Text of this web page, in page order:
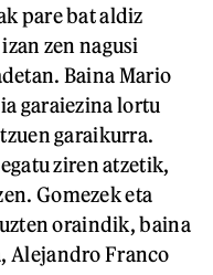
pare bat aldiz
zen nagusi
Baina Mario
garaiezina lortu
garaikurra.
ziren atzetik,
Gomezek eta
oraindik, baina
Alejandro Franco